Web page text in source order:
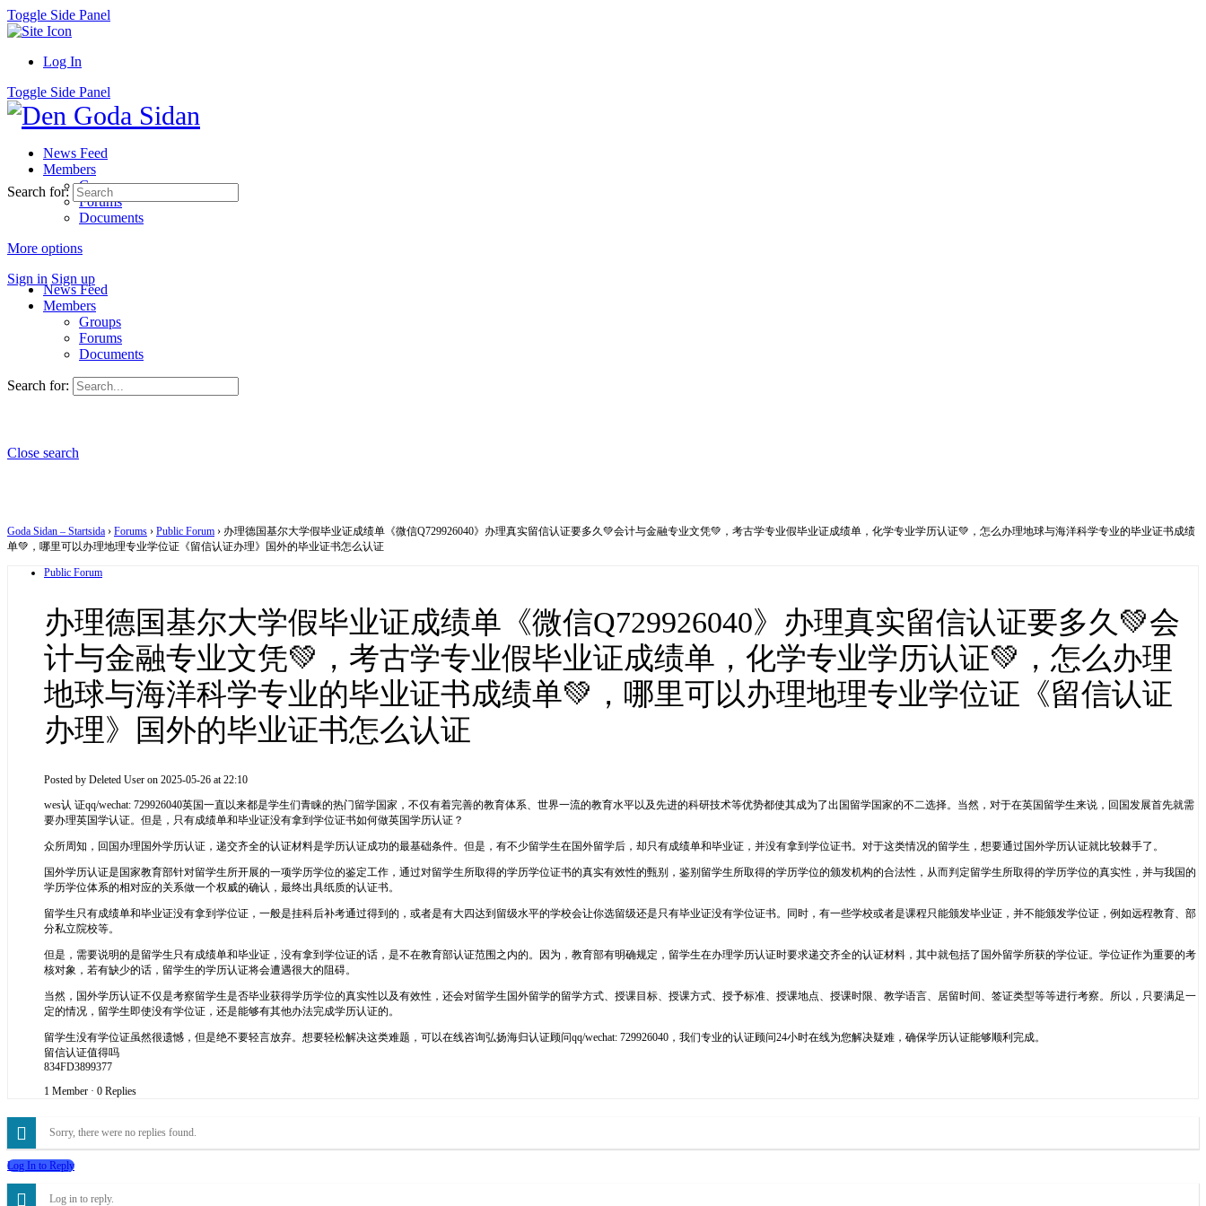
Toggle Side Panel
Log In
Toggle Side Panel
News Feed
Members
Groups
Forums
Documents
More options
Sign in Sign up
Search for:
News Feed
Members
Groups
Forums
Documents
Search for:
Close search
Goda Sidan – Startsida › Forums › Public Forum › 办理德国基尔大学假毕业证成绩单《微信Q729926040》办理真实留信认证要多久💚会计与金融专业文凭💚，考古学专业假毕业证成绩单，化学专业学历认证💚，怎么办理地球与海洋科学专业的毕业证书成绩
单💚，哪里可以办理地理专业学位证《留信认证办理》国外的毕业证书怎么认证
Public Forum
办理德国基尔大学假毕业证成绩单《微信Q729926040》办理真实留信认证要多久💚会
计与金融专业文凭💚，考古学专业假毕业证成绩单，化学专业学历认证💚，怎么办理
地球与海洋科学专业的毕业证书成绩单💚，哪里可以办理地理专业学位证《留信认证
办理》国外的毕业证书怎么认证
Posted by Deleted User on 2025-05-26 at 22:10
wes认 证qq/wechat: 729926040英国一直以来都是学生们青睐的热门留学国家，不仅有着完善的教育体系、世界一流的教育水平以及先进的科研技术等优势都使其成为了出国留学国家的不二选择。当然，对于在英国留学生来说，回国发展首先就需
要办理英国学认证。但是，只有成绩单和毕业证没有拿到学位证书如何做英国学历认证？
众所周知，回国办理国外学历认证，递交齐全的认证材料是学历认证成功的最基础条件。但是，有不少留学生在国外留学后，却只有成绩单和毕业证，并没有拿到学位证书。对于这类情况的留学生，想要通过国外学历认证就比较棘手了。
国外学历认证是国家教育部针对留学生所开展的一项学历学位的鉴定工作，通过对留学生所取得的学历学位证书的真实有效性的甄别，鉴别留学生所取得的学历学位的颁发机构的合法性，从而判定留学生所取得的学历学位的真实性，并与我国的
学历学位体系的相对应的关系做一个权威的确认，最终出具纸质的认证书。
留学生只有成绩单和毕业证没有拿到学位证，一般是挂科后补考通过得到的，或者是有大四达到留级水平的学校会让你选留级还是只有毕业证没有学位证书。同时，有一些学校或者是课程只能颁发毕业证，并不能颁发学位证，例如远程教育、部
分私立院校等。
但是，需要说明的是留学生只有成绩单和毕业证，没有拿到学位证的话，是不在教育部认证范围之内的。因为，教育部有明确规定，留学生在办理学历认证时要求递交齐全的认证材料，其中就包括了国外留学所获的学位证。学位证作为重要的考
核对象，若有缺少的话，留学生的学历认证将会遭遇很大的阻碍。
当然，国外学历认证不仅是考察留学生是否毕业获得学历学位的真实性以及有效性，还会对留学生国外留学的留学方式、授课目标、授课方式、授予标准、授课地点、授课时限、教学语言、居留时间、签证类型等等进行考察。所以，只要满足一
定的情况，留学生即使没有学位证，还是能够有其他办法完成学历认证的。
留学生没有学位证虽然很遗憾，但是绝不要轻言放弃。想要轻松解决这类难题，可以在线咨询弘扬海归认证顾问qq/wechat: 729926040，我们专业的认证顾问24小时在线为您解决疑难，确保学历认证能够顺利完成。
留信认证值得吗
834FD3899377
1 Member · 0 Replies
Sorry, there were no replies found.
Log In to Reply
Log in to reply.